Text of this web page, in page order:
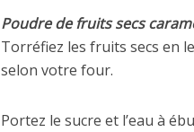
Poudre de fruits secs
Torréfiez les fruits secs en
selon votre four.
Portez le sucre et l’eau à